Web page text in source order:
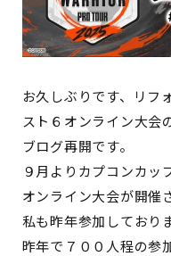
お久しぶりです、リフ
スト６オンライン大会
ブログ再開です。
９月よりカプコンカッ
オンライン大会が開催
私も昨年参加しており
昨年で７００人程の参